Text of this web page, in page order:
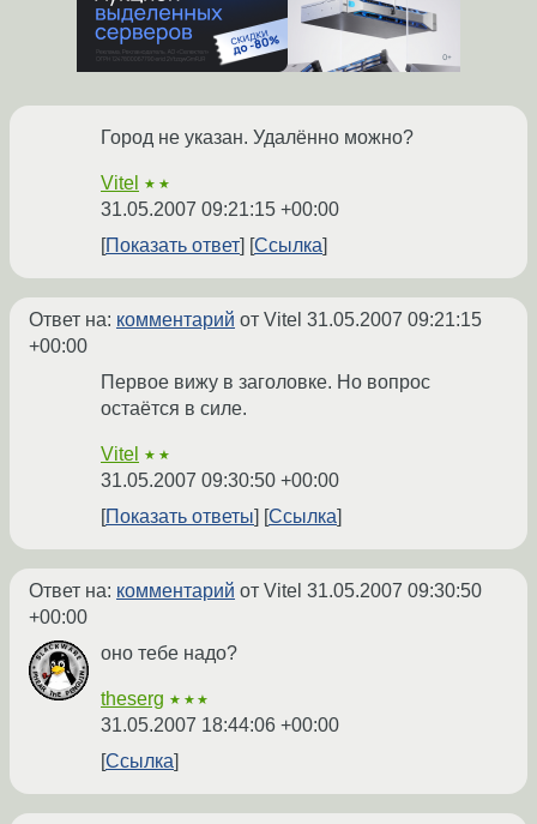
Город не указан. Удалённо можно?
Vitel ★★
31.05.2007 09:21:15 +00:00
Показать ответ
Ссылка
Ответ на: комментарий от Vitel 31.05.2007 09:21:15
+00:00
Первое вижу в заголовке. Но вопрос
остаётся в силе.
Vitel ★★
31.05.2007 09:30:50 +00:00
Показать ответы
Ссылка
Ответ на: комментарий от Vitel 31.05.2007 09:30:50
+00:00
оно тебе надо?
theserg ★★★
31.05.2007 18:44:06 +00:00
Ссылка